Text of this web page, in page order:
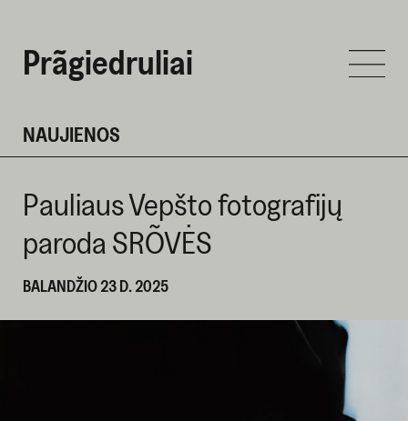
Prãgiedruliai
NAUJIENOS
Pauliaus Vepšto fotografijų
paroda SRÕVĖS
BALANDŽIO 23 D. 2025